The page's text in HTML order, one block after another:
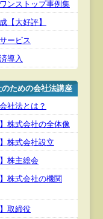
ンストップ事例集
【大好評】
ービス
導入
ための会社法講座
社法とは？
】株式会社の全体像
】株式会社設立
株主総会
】株式会社の機関
取締役